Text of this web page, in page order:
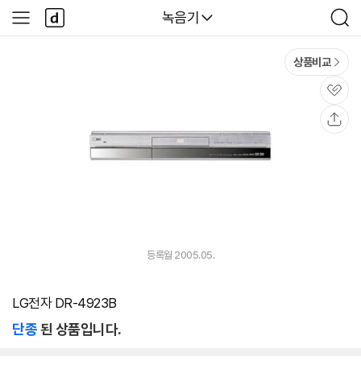
다나와
녹음기
검
색
사
이
다
나
와
상품비교
관
심
등록월 2005.05.
LG전자 DR-4923B
단종된 상품입니다.